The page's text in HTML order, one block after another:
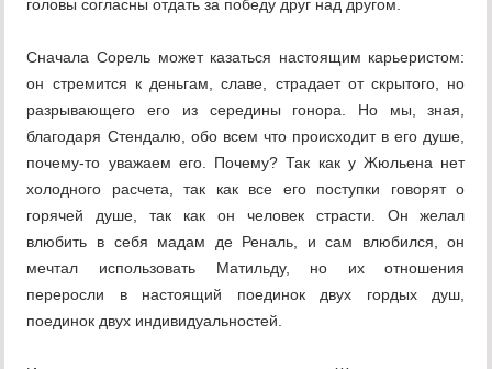
головы согласны отдать за победу друг над другом.
Сначала Сорель может казаться настоящим карьеристом:
он стремится к деньгам, славе, страдает от скрытого, но
разрывающего его из середины гонора. Но мы, зная,
благодаря Стендалю, обо всем что происходит в его душе,
почему-то уважаем его. Почему? Так как у Жюльена нет
холодного расчета, так как все его поступки говорят о
горячей душе, так как он человек страсти. Он желал
влюбить в себя мадам де Реналь, и сам влюбился, он
мечтал использовать Матильду, но их отношения
переросли в настоящий поединок двух гордых душ,
поединок двух индивидуальностей.